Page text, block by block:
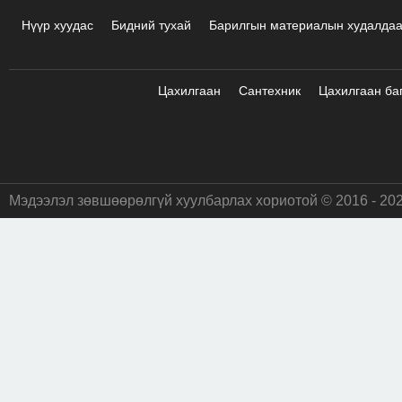
Нүүр хуудас Бидний тухай Барилгын материалын
Цахилгаан Сантехник Цахилгаан
Мэдээлэл зөвшөөрөлгүй хуулбарлах хориотой © 2016 -